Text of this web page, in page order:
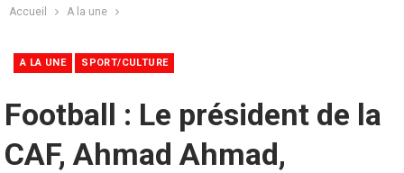
Accueil A la une
A LA UNE SPORT/CULTURE
Football : Le président de la
CAF, Ahmad Ahmad,